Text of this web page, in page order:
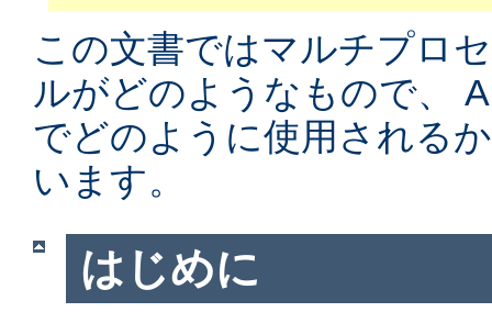
この文書ではマルチプロ
ルがどのようなもので、
でどのように使用される
います。
はじめに